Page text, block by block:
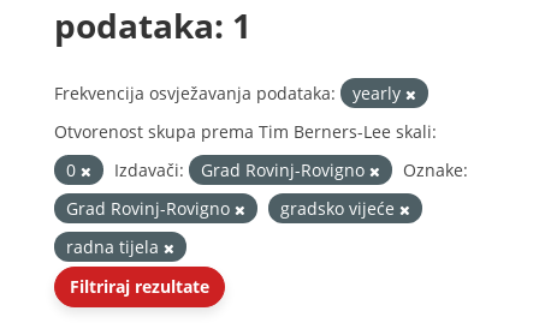
podataka: 1
Frekvencija osvježavanja podataka:
yearly
Otvorenost skupa prema Tim Berners-Lee skali:
0
Izdavači: Grad Rovinj-Rovigno
Oznake:
Grad Rovinj-Rovigno
gradsko vijeće
radna tijela
Filtriraj rezultate